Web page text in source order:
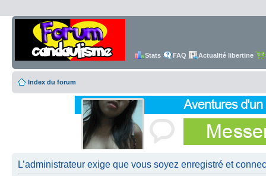
Stats FAQ Actualité libertine
Index du forum
L’administrateur exige que vous soyez enregistré et